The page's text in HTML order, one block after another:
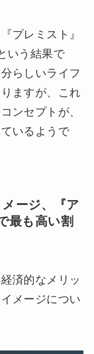
プレミスト』
いう結果で
らしいライフ
ますが、これ
ンセプトが、
いるようで
ージ、『ア
最も高い割
済的なメリッ
メージについ